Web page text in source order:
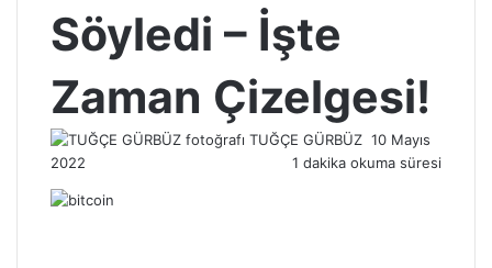
Söyledi – İşte
Zaman Çizelgesi!
TUĞÇE GÜRBÜZ Bir
e-
10 Mayıs
2022
1 dakika okuma süresi